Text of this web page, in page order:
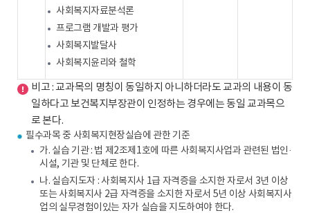
사회복지자료분석론
프로그램 개발과 평가
사회복지발달사
사회복지윤리와 철학
비고 : 교과목의 명칭이 동일하지 아니하더라도 교과의 내용이 동
일하다고 보건복지부장관이 인정하는 경우에는 동일 교과목으
로 본다.
필수과목 중 사회복지현장실습에 관한 기준
가. 실습 기관 : 법 제2조제1호에 따른 사회복지사업과 관련된 법인·
시설, 기관 및 단체로 한다.
나. 실습지도자 : 사회복지사 1급 자격증을 소지한 자로서 3년 이상
또는 사회복지사 2급 자격증을 소지한 자로서 5년 이상 사회복지사
업의 실무경험이있는 자가 실습을 지도하여야 한다.